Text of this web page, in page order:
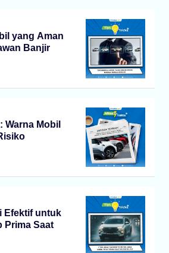
yang Aman
Banjir
Warna Mobil
Efektif untuk
Prima Saat